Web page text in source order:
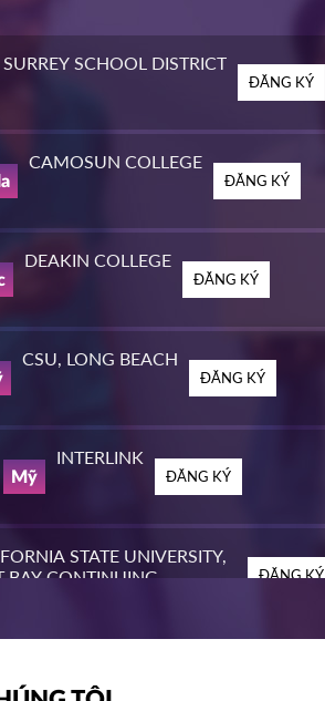
SURREY SCHOOL DISTRICT
ĐĂNG KÝ
CAMOSUN COLLEGE
ĐĂNG KÝ
DEAKIN COLLEGE
ĐĂNG KÝ
CSU, LONG BEACH
ĐĂNG KÝ
Mỹ
INTERLINK
ĐĂNG KÝ
STATE UNIVERSITY,
BAY CONTINUING
ĐĂNG KÝ